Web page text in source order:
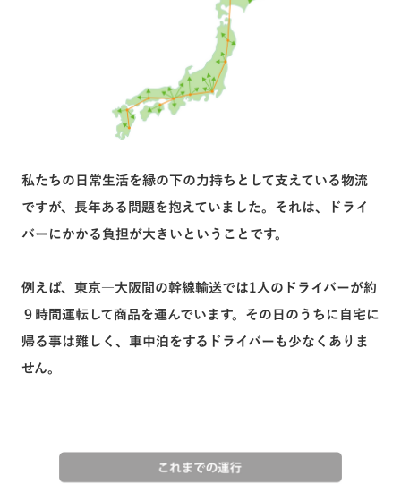
私たちの日常生活を縁の下の力持ちとして支えている物流
ですが、長年ある問題を抱えていました。それは、ドライ
バーにかかる負担が大きいということです。
例えば、東京―大阪間の幹線輸送では1人のドライバーが約
９時間運転して商品を運んでいます。その日のうちに自宅に
帰る事は難しく、車中泊をするドライバーも少なくありま
せん。